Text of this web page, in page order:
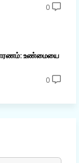
0
காரணம்: உண்மையை
0